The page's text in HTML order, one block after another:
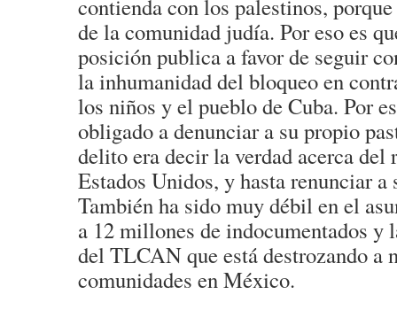
contienda con los palestinos,
de la comunidad judía. Por eso es
posición publica a favor de seguir
la inhumanidad del bloqueo en
los niños y el pueblo de Cuba. Por
obligado a denunciar a su propio
delito era decir la verdad acerca del
Estados Unidos, y hasta renunciar a
También ha sido muy débil en el
a 12 millones de indocumentados y
del TLCAN que está destrozando a
comunidades en México.